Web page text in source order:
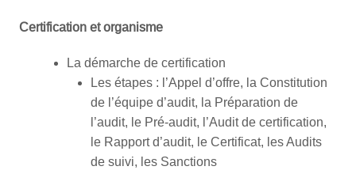
Certification et organisme
La démarche de certification
Les étapes : l’Appel d’offre, la Constitution
de l’équipe d’audit, la Préparation de
l’audit, le Pré-audit, l’Audit de certification,
le Rapport d’audit, le Certificat, les Audits
de suivi, les Sanctions